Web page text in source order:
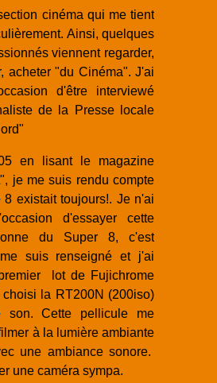
cinéma qui me tient
Ainsi, quelques
viennent regarder,
acheter "du Cinéma". J'ai
d'être interviewé
de la Presse locale
en lisant le magazine
je me suis rendu compte
existait toujours!. Je n'ai
d'essayer cette
du Super 8, c'est
suis renseigné et j'ai
lot de Fujichrome
la RT200N (200iso)
son. Cette pellicule me
à la lumière ambiante
une ambiance sonore.
une caméra sympa.